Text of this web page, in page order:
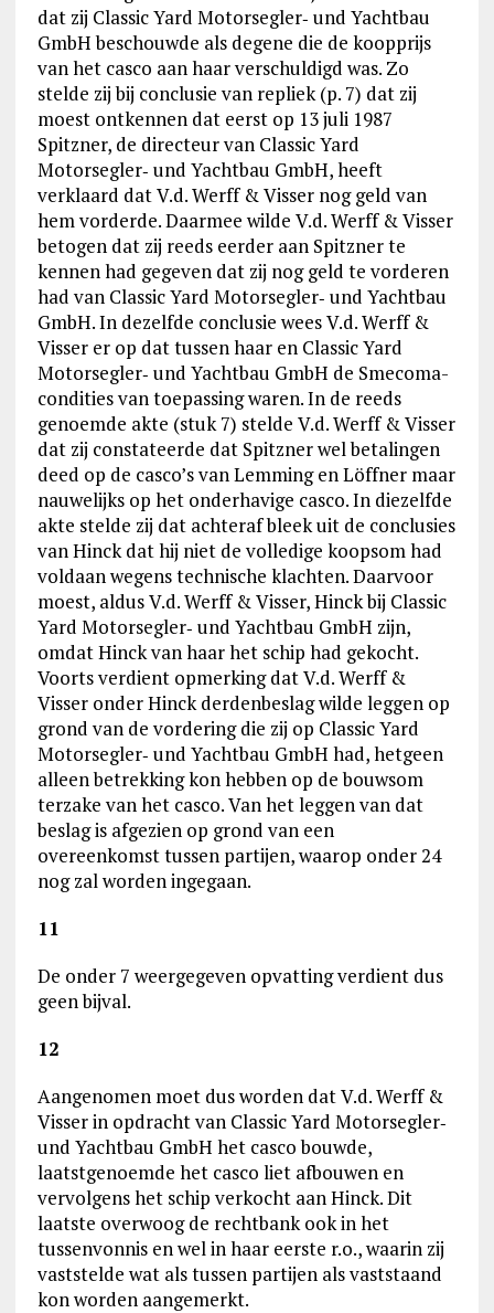
dat zij Classic Yard Motorsegler‑ und Yachtbau
GmbH beschouwde als degene die de koopprijs
van het casco aan haar verschuldigd was. Zo
stelde zij bij conclusie van repliek (p. 7) dat zij
moest ontkennen dat eerst op 13 juli 1987
Spitzner, de directeur van Classic Yard
Motorsegler‑ und Yachtbau GmbH, heeft
verklaard dat V.d. Werff & Visser nog geld van
hem vorderde. Daarmee wilde V.d. Werff & Visser
betogen dat zij reeds eerder aan Spitzner te
kennen had gegeven dat zij nog geld te vorderen
had van Classic Yard Motorsegler‑ und Yachtbau
GmbH. In dezelfde conclusie wees V.d. Werff &
Visser er op dat tussen haar en Classic Yard
Motorsegler‑ und Yachtbau GmbH de Smecoma-
condities van toepassing waren. In de reeds
genoemde akte (stuk 7) stelde V.d. Werff & Visser
dat zij constateerde dat Spitzner wel betalingen
deed op de casco’s van Lemming en Löffner maar
nauwelijks op het onderhavige casco. In diezelfde
akte stelde zij dat achteraf bleek uit de conclusies
van Hinck dat hij niet de volledige koopsom had
voldaan wegens technische klachten. Daarvoor
moest, aldus V.d. Werff & Visser, Hinck bij Classic
Yard Motorsegler‑ und Yachtbau GmbH zijn,
omdat Hinck van haar het schip had gekocht.
Voorts verdient opmerking dat V.d. Werff &
Visser onder Hinck derdenbeslag wilde leggen op
grond van de vordering die zij op Classic Yard
Motorsegler‑ und Yachtbau GmbH had, hetgeen
alleen betrekking kon hebben op de bouwsom
terzake van het casco. Van het leggen van dat
beslag is afgezien op grond van een
overeenkomst tussen partijen, waarop onder 24
nog zal worden ingegaan.
11
De onder 7 weergegeven opvatting verdient dus
geen bijval.
12
Aangenomen moet dus worden dat V.d. Werff &
Visser in opdracht van Classic Yard Motorsegler‑
und Yachtbau GmbH het casco bouwde,
laatstgenoemde het casco liet afbouwen en
vervolgens het schip verkocht aan Hinck. Dit
laatste overwoog de rechtbank ook in het
tussenvonnis en wel in haar eerste r.o., waarin zij
vaststelde wat als tussen partijen als vaststaand
kon worden aangemerkt.